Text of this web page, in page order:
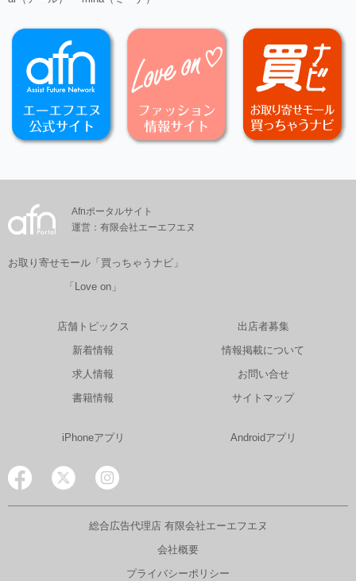
Afnポータルサイト
運営：有限会社エーエフエヌ
お取り寄せモール「買っちゃうナビ」
「Love on」
店舗トピックス
新着情報
求人情報
書籍情報
出店者募集
情報掲載について
お問い合せ
サイトマップ
iPhoneアプリ Androidアプリ
総合広告代理店 有限会社エーエフエヌ
会社概要
プライバシーポリシー